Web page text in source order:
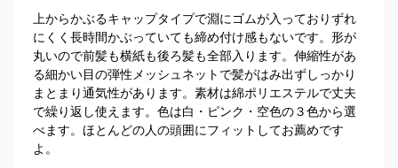
上からかぶるキャップタイプで淵にゴムが入っておりずれ
にくく長時間かぶっていても締め付け感もないです。形が
丸いので前髪も横紙も後ろ髪も全部入ります。伸縮性があ
る細かい目の弾性メッシュネットで髪がはみ出ずしっかり
まとまり通気性があります。素材は綿ポリエステルで丈夫
で繰り返し使えます。色は白・ピンク・空色の３色から選
べます。ほとんどの人の頭囲にフィットしてお薦めです
よ。